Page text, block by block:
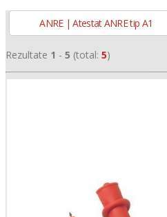
ANRE | Atestat ANRE tip A1
Rezultate 1 - 5 (total: 5)